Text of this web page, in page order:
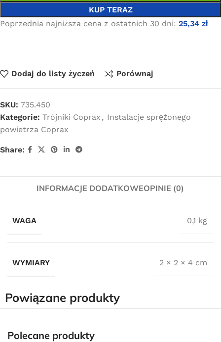
KUP TERAZ
Poprzednia najniższa cena z ostatnich 30 dni: 25,34 zł
Dodaj do listy życzeń Porównaj
SKU: 735.450
Kategorie: Trójniki Coprax , Instalacje sprężonego
powietrza Coprax
Share:
INFORMACJE DODATKOWEOPINIE (0)
WAGA 0,1 kg
WYMIARY 2 × 2 × 4 cm
Powiązane produkty
Polecane produkty
dla wszystkich zamówień złożonych w sklepie
internetowym o wartości minimum 80,00 zł brutto.